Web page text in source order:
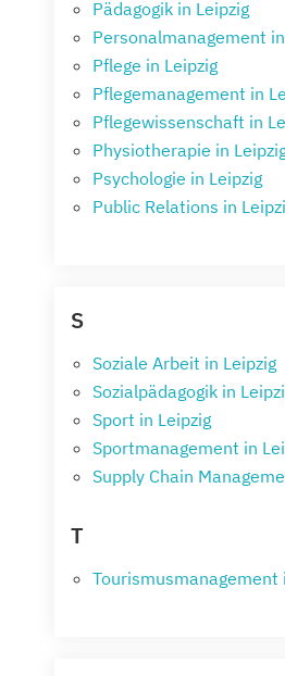
Pädagogik in Leipzig
Personalmanagement
Pflege in Leipzig
Pflegemanagement in
Pflegewissenschaft in
Physiotherapie in
Psychologie in Leipzig
Public Relations in
S
Soziale Arbeit in Leipzig
Sozialpädagogik in
Sport in Leipzig
Sportmanagement in
Supply Chain
T
Tourismusmanagement